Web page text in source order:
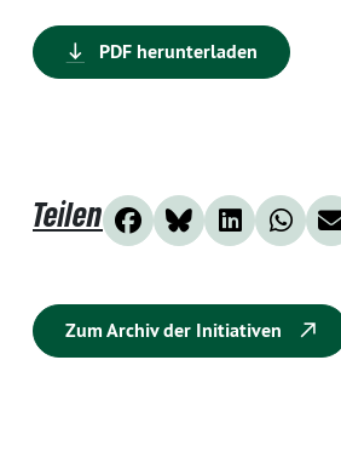
PDF herunterladen
Teilen
Zum Archiv der Initiativen